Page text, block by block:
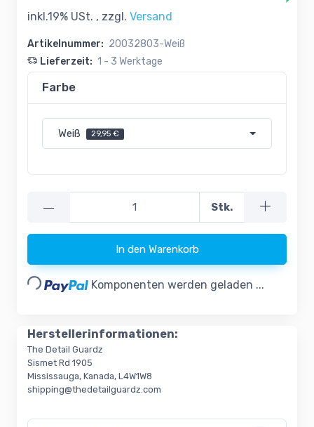
inkl.19% USt. , zzgl. Versand
Artikelnummer: 20032803-Weiß
Lieferzeit: 1 - 3 Werktage
Farbe
Weiß 29,95 €
— Stk.
In den Warenkorb
Loading... Komponenten werden geladen ...
Herstellerinformationen:
The Detail Guardz
Sismet Rd 1905
Mississauga, Kanada, L4W1W8
shipping@thedetailguardz.com